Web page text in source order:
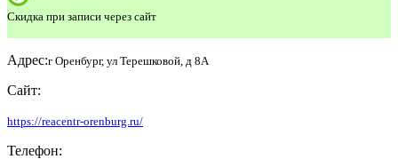
Скидка при записи через сайт
Адрес:г Оренбург, ул Терешковой, д 8А
Сайт:
https://reacentr-orenburg.ru/
Телефон: